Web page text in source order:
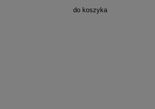
do koszyka